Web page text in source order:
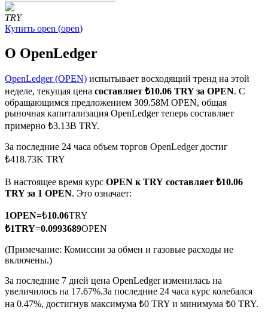
Фьючерсы на COIN-M
Криптовалютные фьючерсы
TradFi
Деривативы на акции, форекс, драгоценные металлы и
сырьевые товары
TRY
Купить open (open)
О OpenLedger
OpenLedger (OPEN) испытывает восходящий тренд на этой
неделе, текущая цена составляет ₺10.06 TRY за OPEN. С
обращающимся предложением 309.58M OPEN, общая
рыночная капитализация OpenLedger теперь составляет
примерно ₺3.13B TRY.
За последние 24 часа объем торгов OpenLedger достиг
₺418.73K TRY
В настоящее время курс OPEN к TRY составляет ₺10.06
TRY за 1 OPEN. Это означает:
1OPEN=₺10.06TRY
₺1TRY=0.0993689OPEN
(Примечание: Комиссии за обмен и газовые расходы не
включены.)
За последние 7 дней цена OpenLedger изменилась на
увеличилось на 17.67%.За последние 24 часа курс колебался
на 0.47%, достигнув максимума ₺0 TRY и минимума ₺0 TRY.